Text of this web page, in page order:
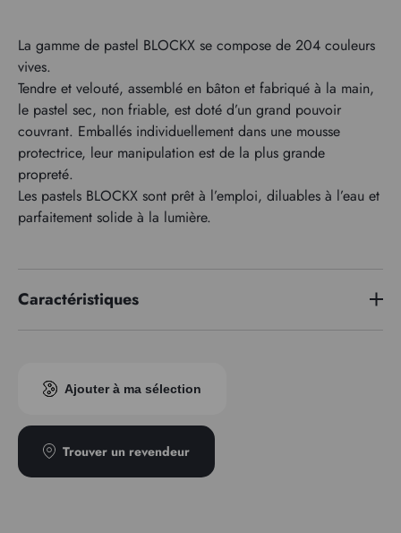
La gamme de pastel BLOCKX se compose de 204 couleurs
vives.
Tendre et velouté, assemblé en bâton et fabriqué à la main,
le pastel sec, non friable, est doté d’un grand pouvoir
couvrant. Emballés individuellement dans une mousse
protectrice, leur manipulation est de la plus grande
propreté.
Les pastels BLOCKX sont prêt à l’emploi, diluables à l’eau et
parfaitement solide à la lumière.
Caractéristiques
Ajouter à ma sélection
Trouver un revendeur